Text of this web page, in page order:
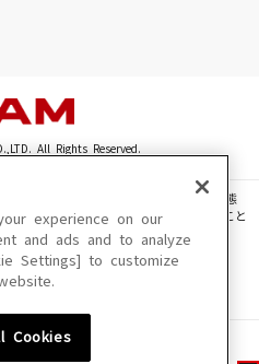
All Rights Reserved.
画像・写真・動画・音声等を、手段や形態
無断で複製、転載、ファイル化などすること
いただけない場合があります。
変更になる場合があります。
experience on our
and ads and to analyze
Settings] to customize
Cookies